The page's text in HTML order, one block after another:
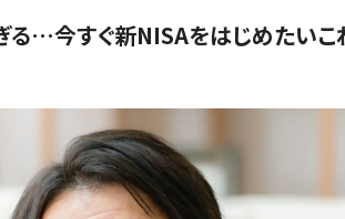
る…今すぐ新NISAをはじめたい